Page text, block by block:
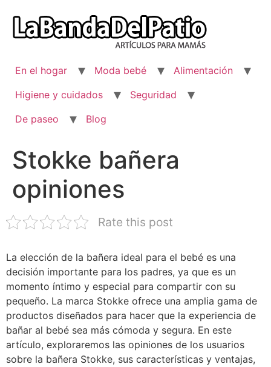
contenido
En el hogar Moda bebé
Alimentación
Higiene y cuidados
Seguridad
De paseo
Blog
Stokke bañera
opiniones
Rate this post
La elección de la bañera ideal para el bebé es una
decisión importante para los padres, ya que es un
momento íntimo y especial para compartir con su
pequeño. La marca Stokke ofrece una amplia gama de
productos diseñados para hacer que la experiencia de
bañar al bebé sea más cómoda y segura. En este
artículo, exploraremos las opiniones de los usuarios
sobre la bañera Stokke, sus características y ventajas,